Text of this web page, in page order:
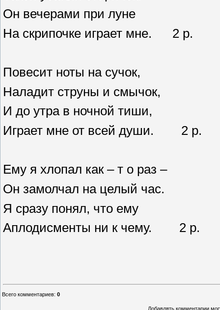
Он вечерами при луне
На скрипочке играет мне. 2 р.
Повесит ноты на сучок,
Наладит струны и смычок,
И до утра в ночной тиши,
Играет мне от всей души. 2 р.
Ему я хлопал как – т о раз –
Он замолчал на целый час.
Я сразу понял, что ему
Аплодисменты ни к чему. 2 р.
Всего комментариев: 0
Добавлять комментарии